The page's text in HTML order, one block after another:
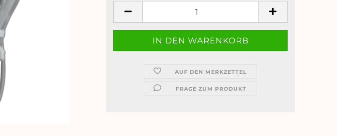
AUF DEN MERKZETTEL
FRAGE ZUM PRODUKT